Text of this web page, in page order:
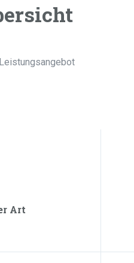
Art